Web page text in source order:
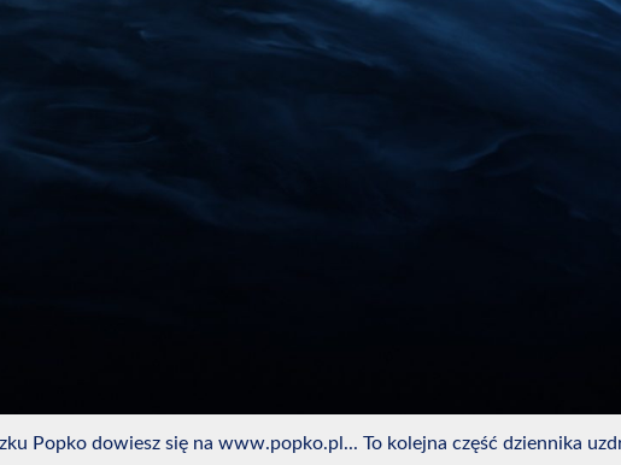
Popko dowiesz się na www.popko.pl... To kolejna część dziennika